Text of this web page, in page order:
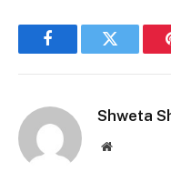
FacebookTwitter
Shweta
Website